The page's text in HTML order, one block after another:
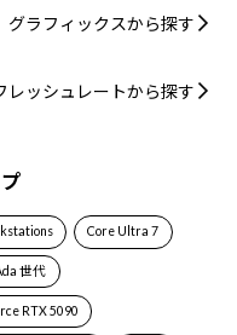
グラフィックスから探す
レッシュレートから探す
Core Ultra 7
世代
RTX 5090